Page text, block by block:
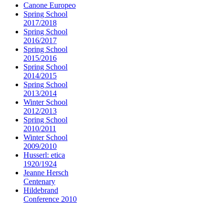
Canone Europeo
Spring School
2017/2018
Spring School
2016/2017
Spring School
2015/2016
Spring School
2014/2015
Spring School
2013/2014
Winter School
2012/2013
Spring School
2010/2011
Winter School
2009/2010
Husserl: etica
1920/1924
Jeanne Hersch
Centenary
Hildebrand
Conference 2010